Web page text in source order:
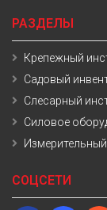
РАЗДЕЛЫ
Крепежный
Садовый
Слесарный
Силовое
СОЦСЕТИ